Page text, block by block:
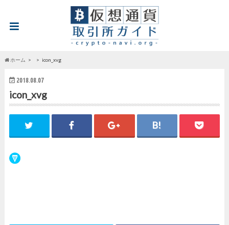
ホーム icon_xvg
2018.08.07
icon_xvg